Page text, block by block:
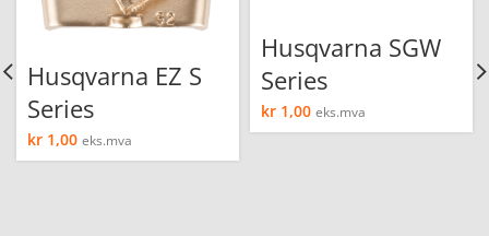
Husqvarna EZ S
Series
kr 1,00 eks.mva
Husqvarna SGW
Series
kr 1,00 eks.mva